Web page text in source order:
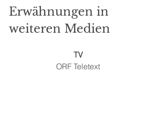
Erwähnungen in
weiteren Medien
TV
ORF Teletext